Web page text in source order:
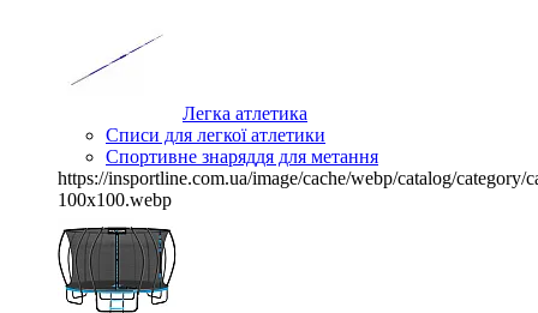
Легка атлетика
Списи для легкої атлетики
Спортивне знаряддя для метання
https://insportline.com.ua/image/cache/webp/catalog/category/
100x100.webp